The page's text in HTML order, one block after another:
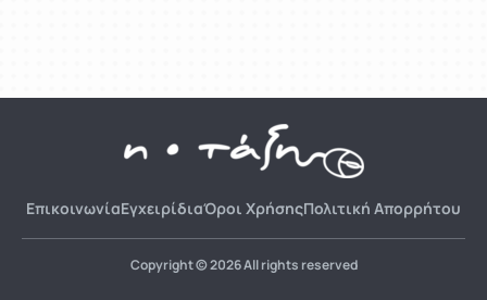
ΕπικοινωνίαΕγχειρίδιαΌροι ΧρήσηςΠολιτική Απορρήτου
Copyright © 2026 All rights reserved